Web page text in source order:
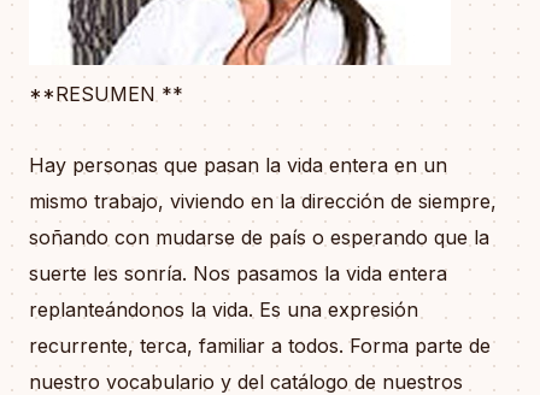
**RESUMEN **
Hay personas que pasan la vida entera en un
mismo trabajo, viviendo en la dirección de siempre,
soñando con mudarse de país o esperando que la
suerte les sonría. Nos pasamos la vida entera
replanteándonos la vida. Es una expresión
recurrente, terca, familiar a todos. Forma parte de
nuestro vocabulario y del catálogo de nuestros